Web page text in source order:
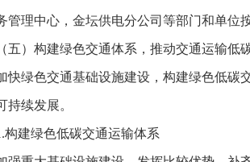
管理中心，金坛供电分公司等部门和单位
（五）构建绿色交通体系，推动交通运输低
快绿色交通基础设施建设，构建绿色低碳
持续发展。
构建绿色低碳交通运输体系